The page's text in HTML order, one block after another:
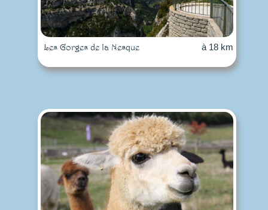
Les Gorges de la Nesque à 18 km